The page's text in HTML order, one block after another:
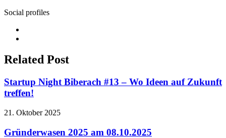
Social profiles
Related Post
Startup Night Biberach #13 – Wo Ideen auf Zukunft
treffen!
21. Oktober 2025
Gründerwasen 2025 am 08.10.2025